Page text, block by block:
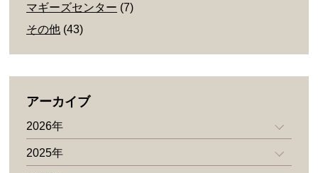
マギーズセンター (7)
その他 (43)
アーカイブ
2026年
2025年